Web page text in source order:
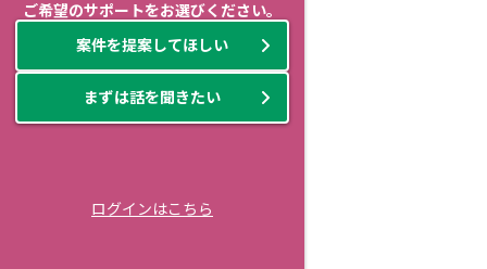
ご希望のサポートをお選びください。
案件を提案してほしい
まずは話を聞きたい
ログインはこちら